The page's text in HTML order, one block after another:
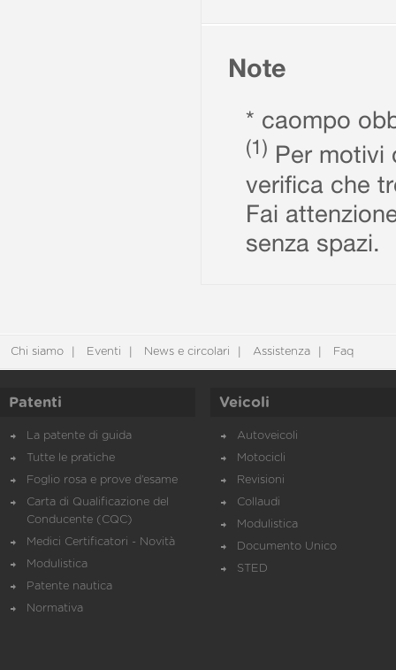
Note
* caompo
(1) Per motivi
verifica che
Fai
senza spazi.
Chi siamo Eventi News e circolari Assistenza Faq
Patenti
La patente di guida
Tutte le pratiche
Foglio rosa e prove d’esame
Carta di Qualificazione del
Conducente (CQC)
Medici Certificatori - Novità
Modulistica
Patente nautica
Normativa
Veicoli
Autoveicoli
Motocicli
Revisioni
Collaudi
Modulistica
Documento Unico
STED